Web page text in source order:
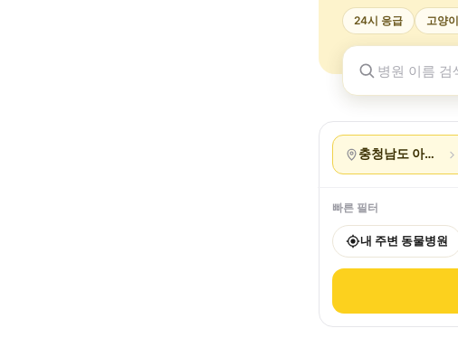
24시 응급 고양
충청남도 아산시
빠른 필터
내 주변 동물병원